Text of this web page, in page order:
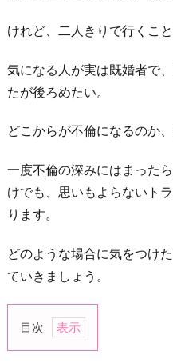
けれど、二人きりで行くこ
気になる人が実は既婚者で
たが後ろめたい。
どこからが不倫になるのか
一度不倫の深みにはまった
けでも、思いもよらないト
ります。
どのような場合に気をつけ
ていきましょう。
目次
1.